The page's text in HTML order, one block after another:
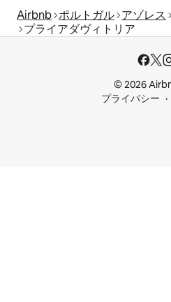
Airbnb ポルトガル アゾレス
プライアダヴィトリア
© 2026
プライバシー